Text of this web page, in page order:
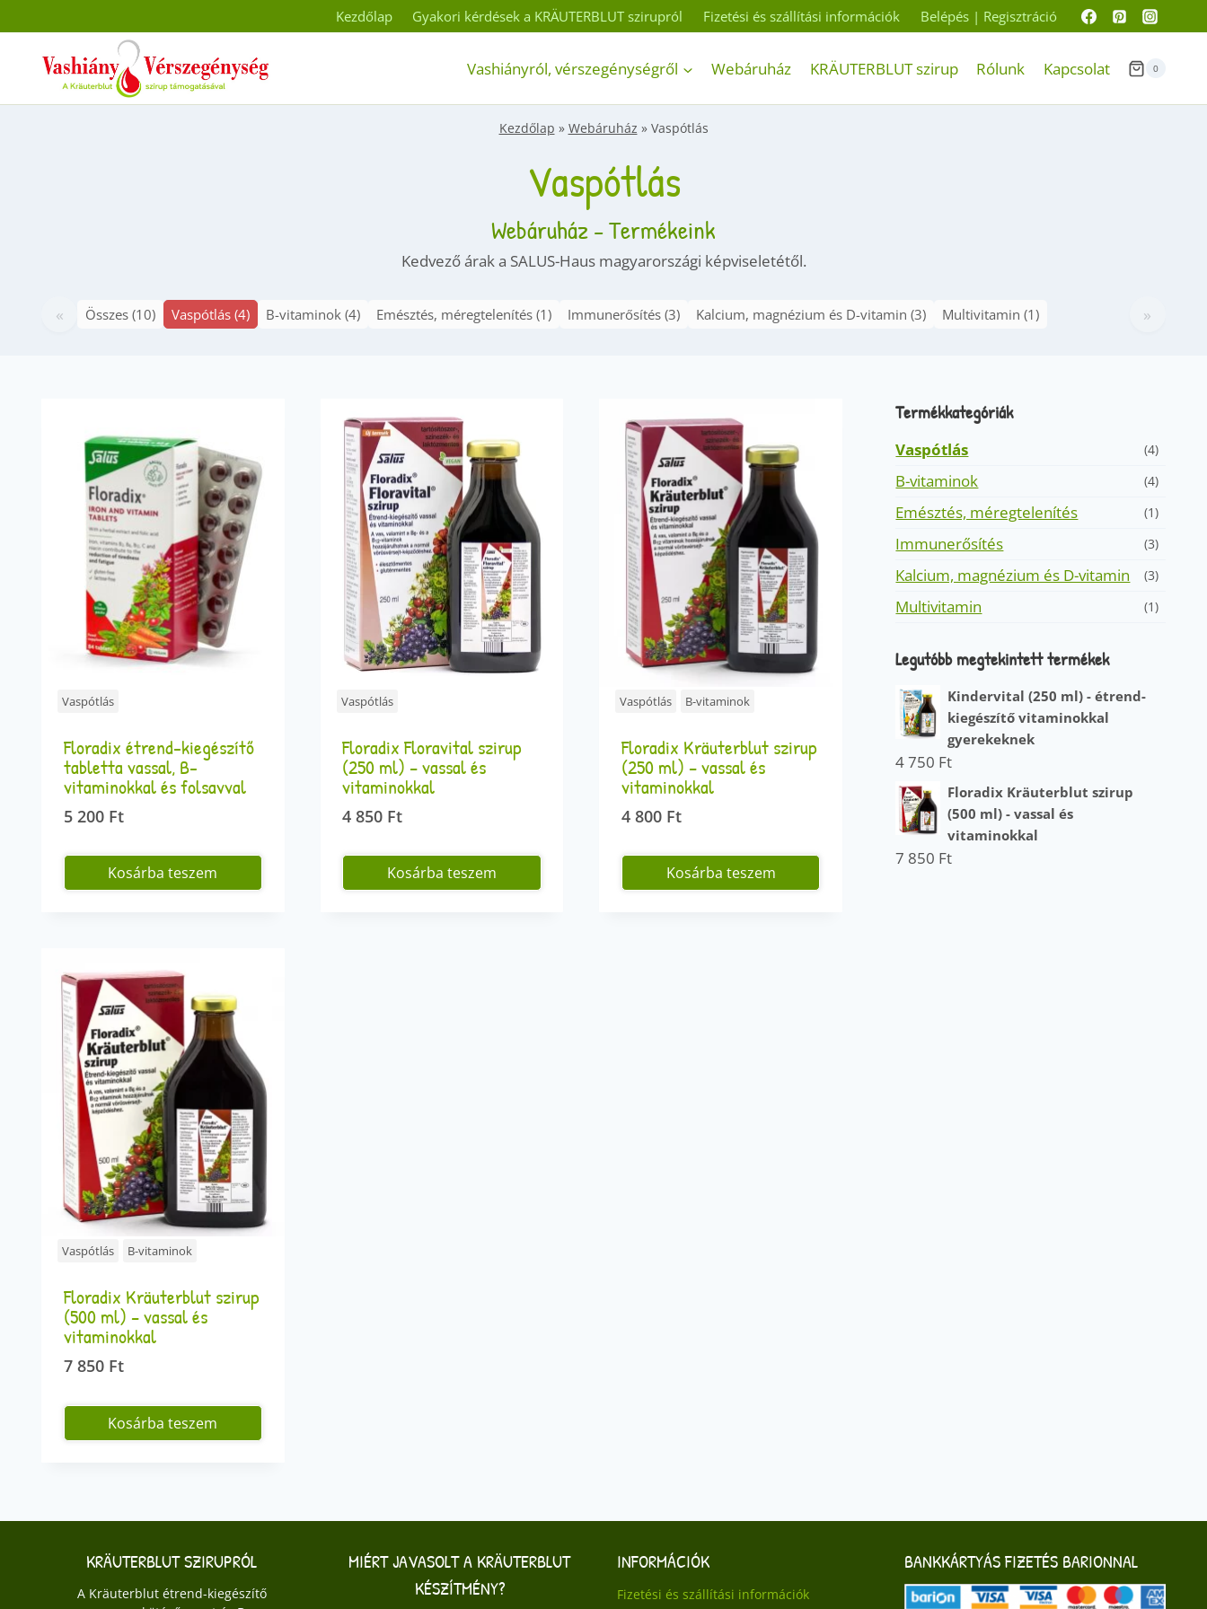
to
content
Kezdőlap Gyakori kérdések a KRÄUTERBLUT szirupról Fizetési és szállítási információk Belépés | Regisztráció
Vashiányról, vérszegénységről Webáruház KRÄUTERBLUT szirup Rólunk Kapcsolat 0
Kezdőlap » Webáruház » Vaspótlás
Vaspótlás
Webáruház - Termékeink
Kedvező árak a SALUS-Haus magyarországi képviseletétől.
« Összes (10) Vaspótlás (4) B-vitaminok (4) Emésztés, méregtelenítés (1) Immunerősítés (3) Kalcium, magnézium és D-vitamin (3) Multivitamin (1) »
Vaspótlás
Floradix étrend-kiegészítő
tabletta vassal, B-
vitaminokkal és folsavval
5 200 Ft
Kosárba teszem
Vaspótlás
Floradix Floravital szirup
(250 ml) – vassal és
vitaminokkal
4 850 Ft
Kosárba teszem
Vaspótlás B-vitaminok
Floradix Kräuterblut szirup
(250 ml) – vassal és
vitaminokkal
4 800 Ft
Kosárba teszem
Vaspótlás B-vitaminok
Floradix Kräuterblut szirup
(500 ml) – vassal és
vitaminokkal
7 850 Ft
Kosárba teszem
Termékkategóriák
Vaspótlás (4)
B-vitaminok (4)
Emésztés, méregtelenítés (1)
Immunerősítés (3)
Kalcium, magnézium és D-vitamin (3)
Multivitamin (1)
Legutóbb megtekintett termékek
Kindervital (250 ml) - étrend-
kiegészítő vitaminokkal
gyerekeknek
4 750 Ft
Floradix Kräuterblut szirup
(500 ml) - vassal és
vitaminokkal
7 850 Ft
KRÄUTERBLUT SZIRUPRÓL
A Kräuterblut étrend-kiegészítő
MIÉRT JAVASOLT A KRÄUTERBLUT
KÉSZÍTMÉNY?
INFORMÁCIÓK
Fizetési és szállítási információk
BANKKÁRTYÁS FIZETÉS BARIONNAL